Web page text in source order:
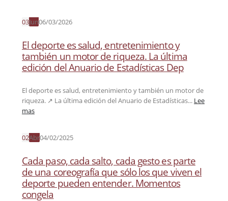
03Jun06/03/2026
El deporte es salud, entretenimiento y
también un motor de riqueza. La última
edición del Anuario de Estadísticas Dep
El deporte es salud, entretenimiento y también un motor de
riqueza. ↗️ La última edición del Anuario de Estadísticas... Lee
mas
02Abr04/02/2025
Cada paso, cada salto, cada gesto es parte
de una coreografía que sólo los que viven el
deporte pueden entender. Momentos
congela